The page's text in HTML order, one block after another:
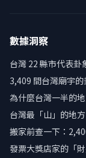
數據洞察
台灣 22 縣市代表卦
3,409 間台灣廟宇
為什麼台灣一半的
台灣最「山」的地
搬家前查一下：
發票大獎店家的「